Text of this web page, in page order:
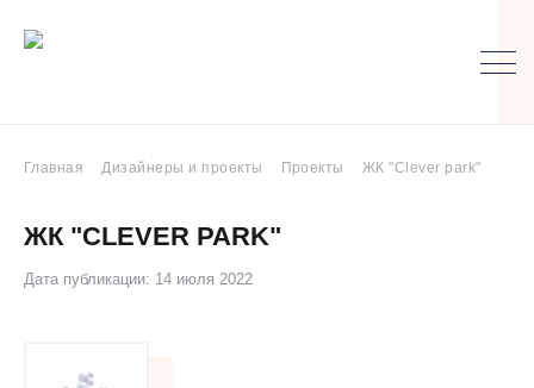
Главная Дизайнеры и проекты Проекты ЖК "Clever park"
ЖК "CLEVER PARK"
Дата публикации: 14 июля 2022